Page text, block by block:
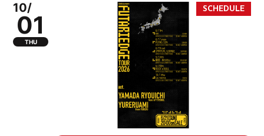
10/
01
THU